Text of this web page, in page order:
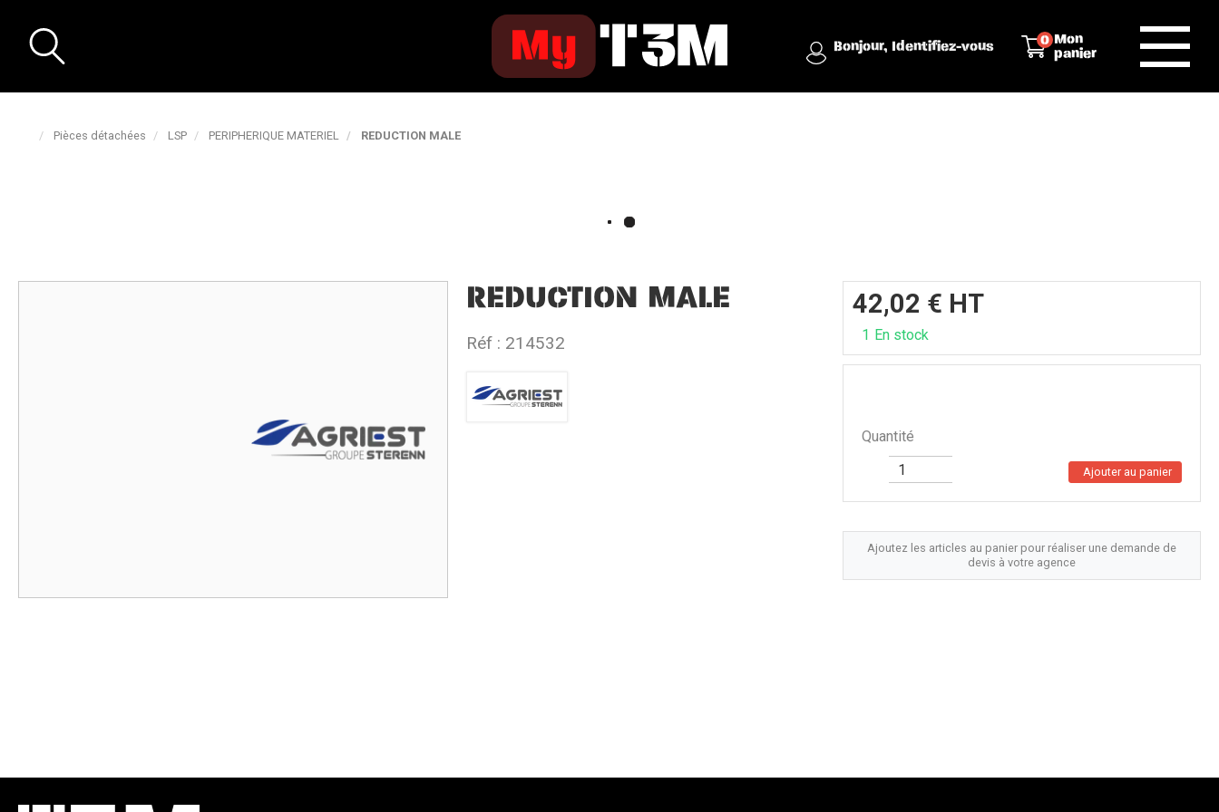
Bonjour, Identifiez-vous
Mon
panier
0
Pièces détachées LSP PERIPHERIQUE MATERIEL REDUCTION MALE
REDUCTION MALE
Réf : 214532
Ajoutez les articles au panier pour réaliser une demande de
devis à votre agence
42,02 € HT
1 En stock
Quantité
Ajouter au panier